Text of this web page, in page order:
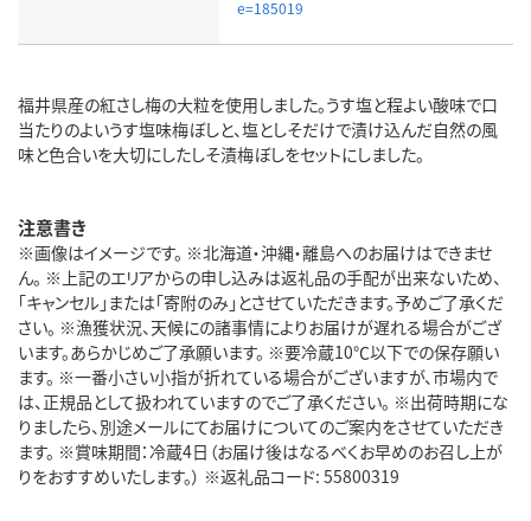
e=185019
福井県産の紅さし梅の大粒を使用しました。うす塩と程よい酸味で口
当たりのよいうす塩味梅ぼしと、塩としそだけで漬け込んだ自然の風
味と色合いを大切にしたしそ漬梅ぼしをセットにしました。
注意書き
※画像はイメージです。 ※北海道・沖縄・離島へのお届けはできませ
ん。 ※上記のエリアからの申し込みは返礼品の手配が出来ないため、
「キャンセル」または「寄附のみ」とさせていただきます。予めご了承くだ
さい。 ※漁獲状況、天候にの諸事情によりお届けが遅れる場合がござ
います。あらかじめご了承願います。 ※要冷蔵10℃以下での保存願い
ます。 ※一番小さい小指が折れている場合がございますが、市場内で
は、正規品として扱われていますのでご了承ください。 ※出荷時期にな
りましたら、別途メールにてお届けについてのご案内をさせていただき
ます。 ※賞味期間：冷蔵4日（お届け後はなるべくお早めのお召し上が
りをおすすめいたします。） ※返礼品コード: 55800319